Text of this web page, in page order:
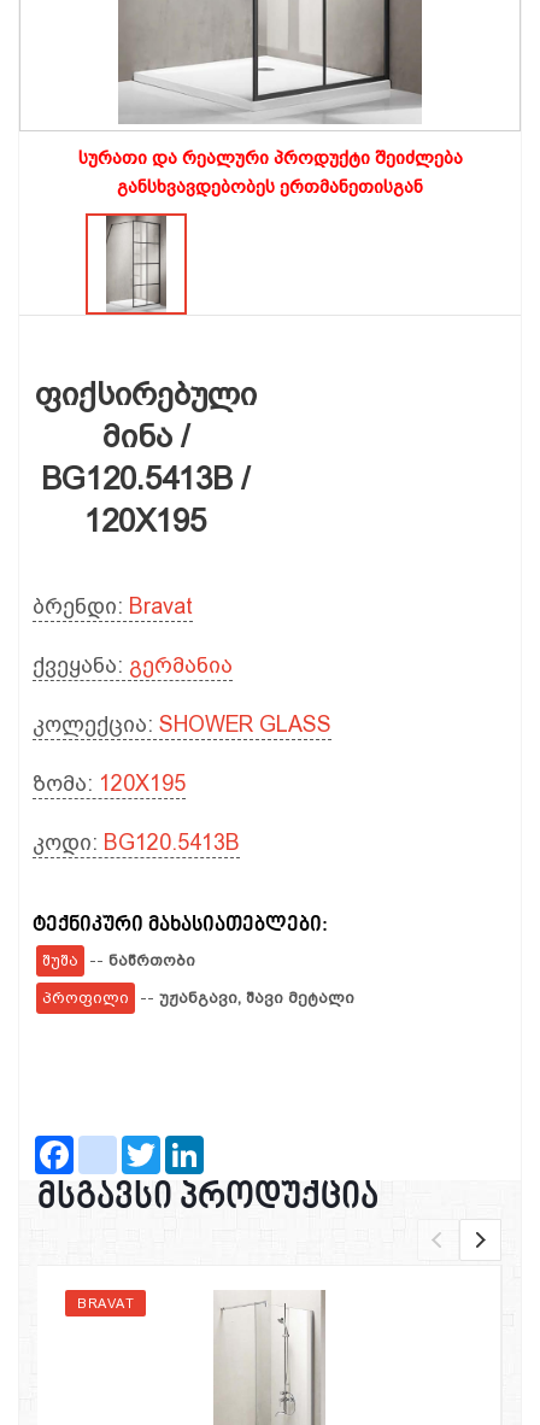
სურათი და რეალური პროდუქტი შეიძლება
განსხვავდებობეს ერთმანეთისგან
ფიქსირებული
მინა /
BG120.5413B /
120X195
ბრენდი: Bravat
ქვეყანა: გერმანია
კოლექცია: SHOWER GLASS
ზომა: 120X195
კოდი: BG120.5413B
ტექნიკური მახასიათებლები:
შუშა -- ნაწრთობი
პროფილი -- უჟანგავი, შავი მეტალი
FacebookinstagramTwitter
მსგავსი პროდუქცია
BRAVAT